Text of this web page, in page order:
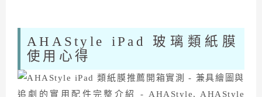
AHAStyle iPad 玻璃類紙膜
使用心得